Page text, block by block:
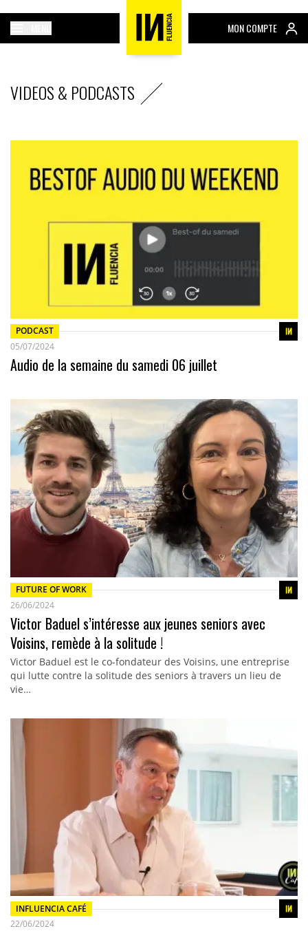
MON COMPTE
VIDEOS & PODCASTS
PODCAST
05/07/2024
Audio de la semaine du samedi 06 juillet
FUTURE OF WORK
26/06/2024
Victor Baduel s’intéresse aux jeunes seniors avec
Voisins, remède à la solitude !
Victor Baduel est le co-fondateur des Voisins, une entreprise
qui lutte contre la solitude des seniors à travers un lieu de
vie…
INFLUENCIA CAFÉ
22/06/2024